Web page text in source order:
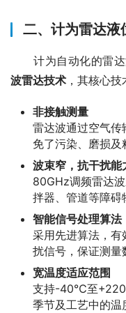
二、计为雷达液
计为自动化的雷达
波雷达技术 ，其核心技
非接触测量
雷达波通过空气传
免了污染、磨损及
波束窄，抗干扰能
80GHz调频雷达
拌器、管道等障碍
智能信号处理算法
采用先进算法，
扰信号，保证测量
宽温度适应范围
支持-40℃至
季节及工艺中的温